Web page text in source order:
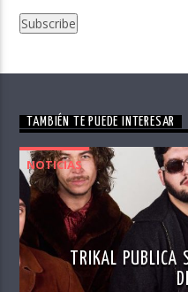
TAMBIÉN TE PUEDE INTERESAR
NOTICIAS
TRIKAL PUBLICA